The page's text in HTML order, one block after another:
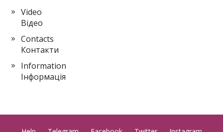
Video
Відео
Сontacts
Контакти
Іnformation
Інформація